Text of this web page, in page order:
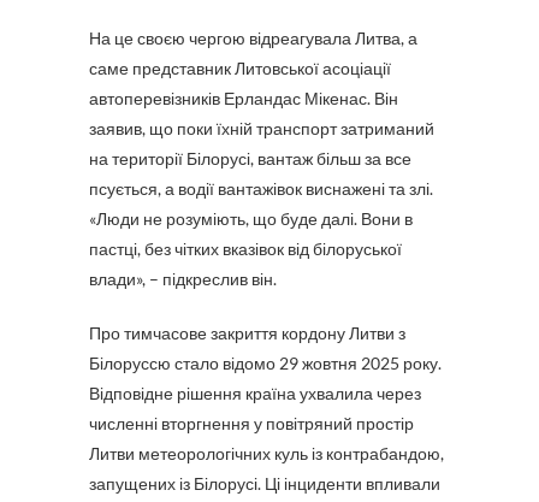
На це своєю чергою відреагувала Литва, а
саме представник Литовської асоціації
автоперевізників Ерландас Мікенас. Він
заявив, що поки їхній транспорт затриманий
на території Білорусі, вантаж більш за все
псується, а водії вантажівок виснажені та злі.
«Люди не розуміють, що буде далі. Вони в
пастці, без чітких вказівок від білоруської
влади», – підкреслив він.
Про тимчасове закриття кордону Литви з
Білоруссю стало відомо 29 жовтня 2025 року.
Відповідне рішення країна ухвалила через
численні вторгнення у повітряний простір
Литви метеорологічних куль із контрабандою,
запущених із Білорусі. Ці інциденти впливали